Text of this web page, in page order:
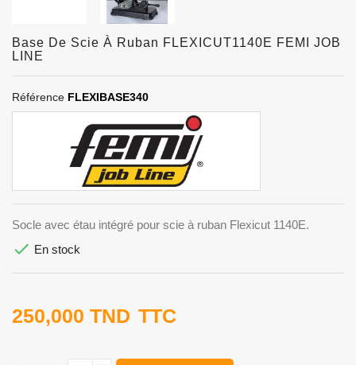
Base De Scie À Ruban FLEXICUT1140E FEMI JOB
LINE
Référence FLEXIBASE340
Socle avec étau intégré pour scie à ruban Flexicut 1140E.
 En stock
250,000 TND TTC